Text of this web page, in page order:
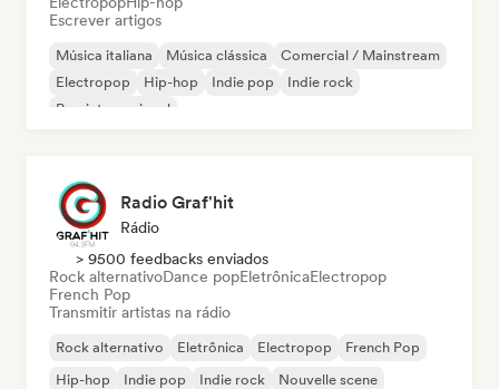
Escrever artigos
Música italiana Música clássica
Comercial / Mainstream
Electropop
Hip-hop Indie pop
Indie rock
Pop internacional
Radio Graf'hit
Rádio
> 9500 feedbacks enviados
Rock alternativoDance popEletrônicaElectropop
French Pop
Transmitir artistas na rádio
Rock alternativo Eletrônica Electropop
French Pop
Hip-hop
Indie pop Indie rock Nouvelle scene